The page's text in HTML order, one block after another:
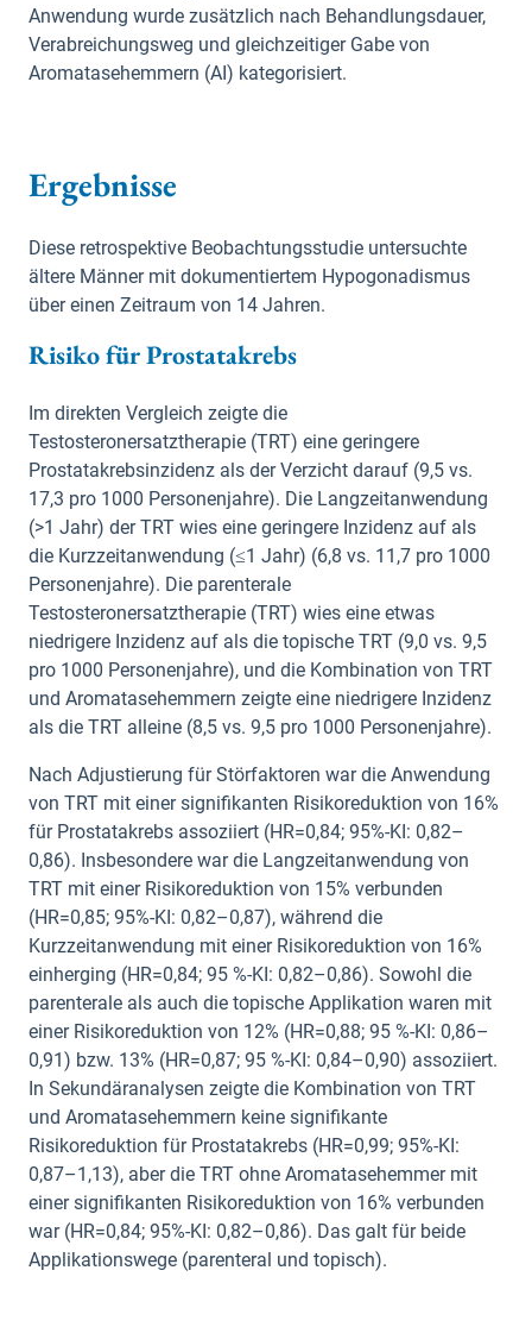
Anwendung wurde zusätzlich nach Behandlungsdauer,
Verabreichungsweg und gleichzeitiger Gabe von
Aromatasehemmern (AI) kategorisiert.
Ergebnisse
Diese retrospektive Beobachtungsstudie untersuchte
ältere Männer mit dokumentiertem Hypogonadismus
über einen Zeitraum von 14 Jahren.
Risiko für Prostatakrebs
Im direkten Vergleich zeigte die
Testosteronersatztherapie (TRT) eine geringere
Prostatakrebsinzidenz als der Verzicht darauf (9,5 vs.
17,3 pro 1000 Personenjahre). Die Langzeitanwendung
(>1 Jahr) der TRT wies eine geringere Inzidenz auf als
die Kurzzeitanwendung (≤1 Jahr) (6,8 vs. 11,7 pro 1000
Personenjahre). Die parenterale
Testosteronersatztherapie (TRT) wies eine etwas
niedrigere Inzidenz auf als die topische TRT (9,0 vs. 9,5
pro 1000 Personenjahre), und die Kombination von TRT
und Aromatasehemmern zeigte eine niedrigere Inzidenz
als die TRT alleine (8,5 vs. 9,5 pro 1000 Personenjahre).
Nach Adjustierung für Störfaktoren war die Anwendung
von TRT mit einer signifikanten Risikoreduktion von 16%
für Prostatakrebs assoziiert (HR=0,84; 95%-KI: 0,82–
0,86). Insbesondere war die Langzeitanwendung von
TRT mit einer Risikoreduktion von 15% verbunden
(HR=0,85; 95%-KI: 0,82–0,87), während die
Kurzzeitanwendung mit einer Risikoreduktion von 16%
einherging (HR=0,84; 95 %-KI: 0,82–0,86). Sowohl die
parenterale als auch die topische Applikation waren mit
einer Risikoreduktion von 12% (HR=0,88; 95 %-KI: 0,86–
0,91) bzw. 13% (HR=0,87; 95 %-KI: 0,84–0,90) assoziiert.
In Sekundäranalysen zeigte die Kombination von TRT
und Aromatasehemmern keine signifikante
Risikoreduktion für Prostatakrebs (HR=0,99; 95%-KI:
0,87–1,13), aber die TRT ohne Aromatasehemmer mit
einer signifikanten Risikoreduktion von 16% verbunden
war (HR=0,84; 95%-KI: 0,82–0,86). Das galt für beide
Applikationswege (parenteral und topisch).